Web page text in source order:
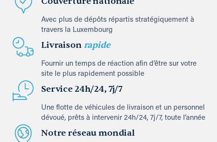
Avec plus de dépôts répartis stratégiquement à
travers la Luxembourg
Livraisonrapide
Fournir un temps de réaction afin d’être sur votre
site le plus rapidement possible
Service 24h/24, 7j/7
Une flotte de véhicules de livraison et un personnel
dévoué, prêts à intervenir 24h/24, 7j/7, toute l’année
Notre réseau mondial